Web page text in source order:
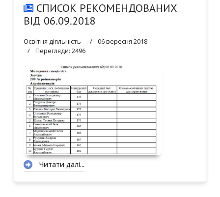
СПИСОК РЕКОМЕНДОВАНИХ
ВІД 06.09.2018
Освітня діяльність
06 вересня 2018
Перегляди: 2496
Читати далі...